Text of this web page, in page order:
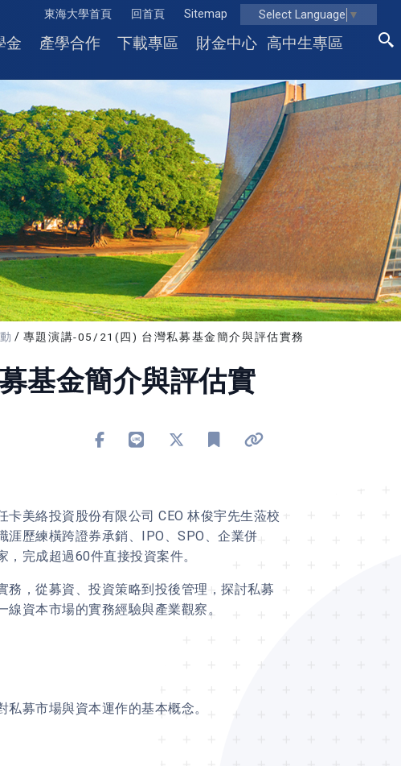
東海大學首頁 回首頁 Sitemap Select Language ▼
金 產學合作 下載專區 財金中心 高中生專區
專題演講-05/21(四) 台灣私募基金簡介與評估實務
基金簡介與評估實
美絡投資股份有限公司 CEO 林俊宇先生蒞校
歷練橫跨證券承銷、IPO、SPO、企業併
完成超過60件直接投資案件。
，從募資、投資策略到投後管理，探討私募
資本市場的實務經驗與產業觀察。
募市場與資本運作的基本概念。